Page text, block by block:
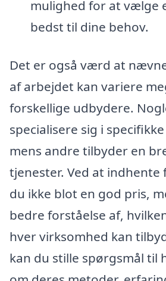
mulighed for at vælge
bedst til dine behov.
Det er også værd at
af arbejdet kan variere
forskellige udbydere.
specialisere sig i
mens andre tilbyder en
tjenester. Ved at
du ikke blot en god pris,
bedre forståelse af,
hver virksomhed kan
kan du stille spørgsmål til